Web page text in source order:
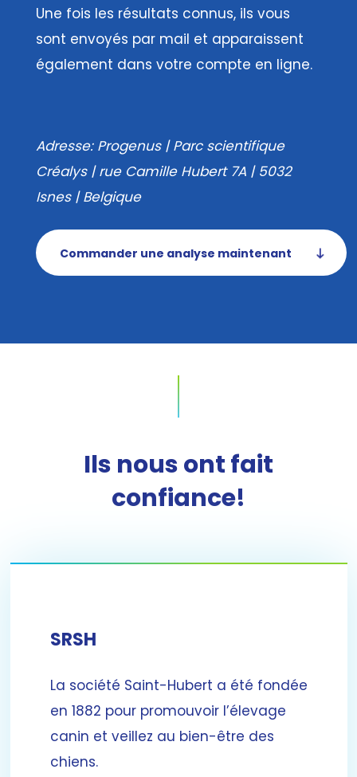
Une fois les résultats connus, ils vous
sont envoyés par mail et apparaissent
également dans votre compte en ligne.
Adresse: Progenus | Parc scientifique
Créalys | rue Camille Hubert 7A | 5032
Isnes | Belgique
Commander une analyse maintenant
Ils nous ont fait
confiance!
SRSH
La société Saint-Hubert a été fondée
en 1882 pour promouvoir l’élevage
canin et veillez au bien-être des
chiens.